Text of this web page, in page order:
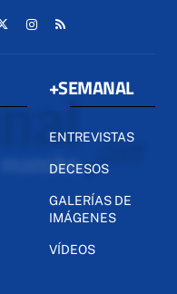
+SEMANAL
ENTREVISTAS
DECESOS
GALERÍAS DE
IMÁGENES
VÍDEOS